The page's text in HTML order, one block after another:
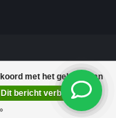
aan winkelwagen
met het gebruik van
Dit bericht verbergen
- Powered by
Dyvelopment